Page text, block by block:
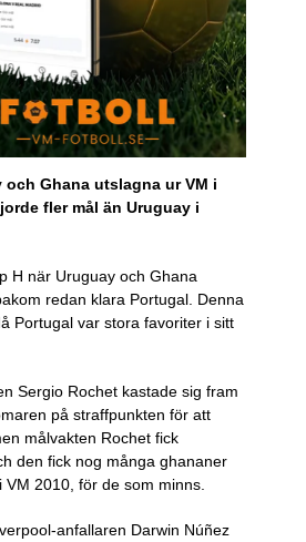
Ghana utslagna ur VM i
fler mål än Uruguay i
H när Uruguay och Ghana
redan klara Portugal. Denna
Portugal var stora favoriter i sitt
Sergio Rochet kastade sig fram
på straffpunkten för att
målvakten Rochet fick
den fick nog många ghananer
2010, för de som minns.
anfallaren Darwin Núñez